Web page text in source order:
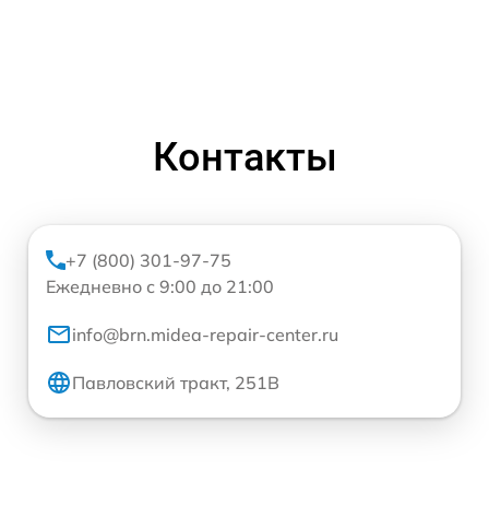
Контакты
+7 (800) 301-97-75
Ежедневно с 9:00 до 21:00
info@brn.midea-repair-center.ru
Павловский тракт, 251В